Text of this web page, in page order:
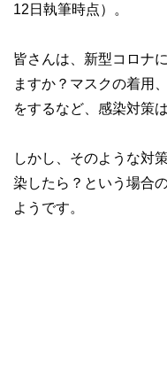
12日執筆時点）。
皆さんは、新型コロナ
ますか？マスクの着用
をするなど、感染対策
しかし、そのような対
染したら？という場合
ようです。